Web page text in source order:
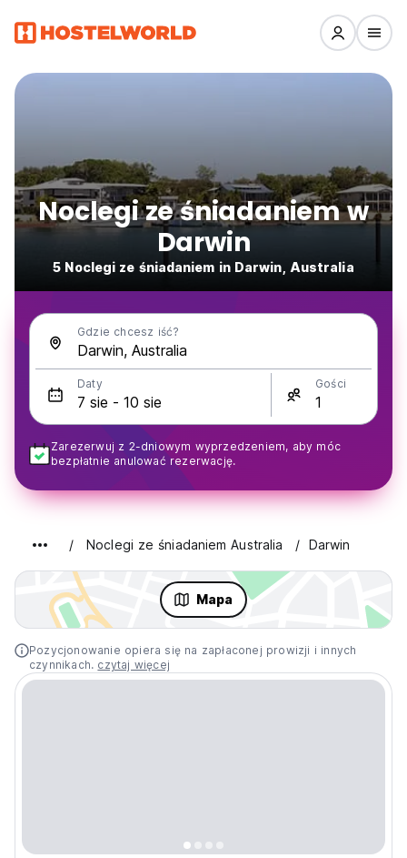
Noclegi ze śniadaniem w
Darwin
5 Noclegi ze śniadaniem in Darwin, Australia
Gdzie chcesz iść?
Daty Gości
Zarezerwuj z 2-dniowym wyprzedzeniem, aby móc
bezpłatnie anulować rezerwację.
Noclegi ze śniadaniem Australia Darwin
Mapa
Pozycjonowanie opiera się na zapłaconej prowizji i innych
czynnikach. czytaj więcej